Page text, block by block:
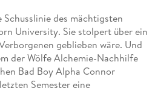
des mächtigsten
University. Sie stolpert über ein
geblieben wäre. Und
der Wölfe Alchemie-Nachhilfe
Bad Boy Alpha Connor
Semester eine